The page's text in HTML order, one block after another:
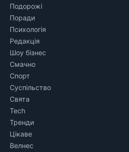
Подорожі
Поради
Психологія
Редакція
Шоу бізнес
Смачно
Спорт
Суспільство
Свята
Tech
Тренди
Цікаве
Велнес